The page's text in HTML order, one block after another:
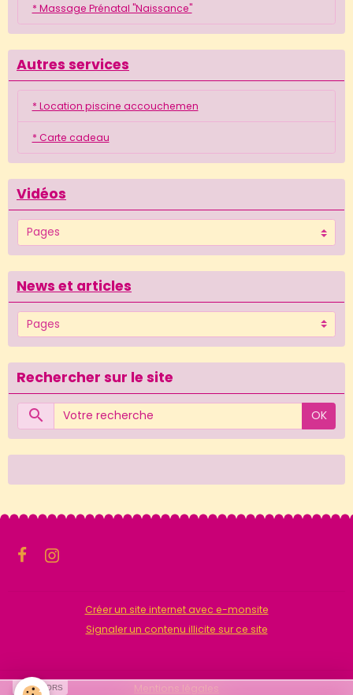
* Massage Prénatal "Naissance"
Autres services
* Location piscine accouchemen
* Carte cadeau
Vidéos
News et articles
Rechercher sur le site
OK
Créer un site internet avec e-monsite
Signaler un contenu illicite sur ce site
Mentions légales
SPONSORS